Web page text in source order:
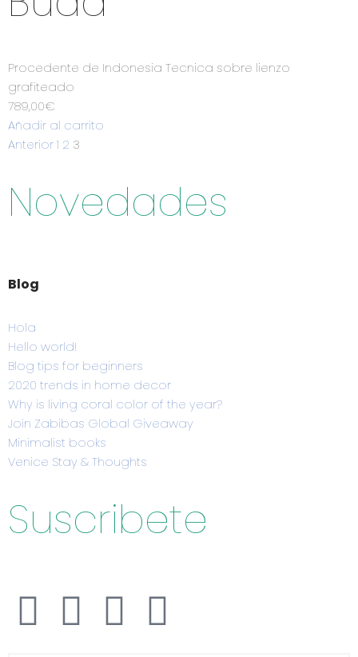
Procedente de Indonesia Tecnica sobre lienzo
grafiteado
789,00€
Añadir al carrito
Anterior1 2 3
Novedades
Blog
Hola
Hello world!
Blog tips for beginners
2020 trends in home decor
Why is living coral color of the year?
Join Zabibas Global Giveaway
Minimalist books
Venice Stay & Thoughts
Suscribete